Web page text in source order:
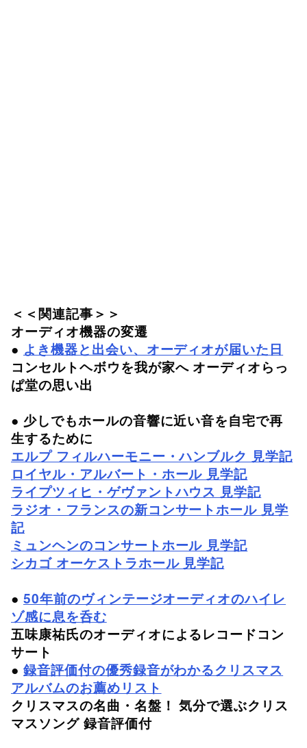
＜＜関連記事＞＞
オーディオ機器の変遷
● よき機器と出会い、オーディオが届いた日
コンセルトヘボウを我が家へ オーディオらっ
ぱ堂の思い出
● 少しでもホールの音響に近い音を自宅で再
生するために
エルプ フィルハーモニー・ハンブルク 見学記
ロイヤル・アルバート・ホール 見学記
ライプツィヒ・ゲヴァントハウス 見学記
ラジオ・フランスの新コンサートホール 見学
記
ミュンヘンのコンサートホール 見学記
シカゴ オーケストラホール 見学記
● 50年前のヴィンテージオーディオのハイレ
ゾ感に息を呑む
五味康祐氏のオーディオによるレコードコン
サート
● 録音評価付の優秀録音がわかるクリスマス
アルバムのお薦めリスト
クリスマスの名曲・名盤！ 気分で選ぶクリス
マスソング 録音評価付